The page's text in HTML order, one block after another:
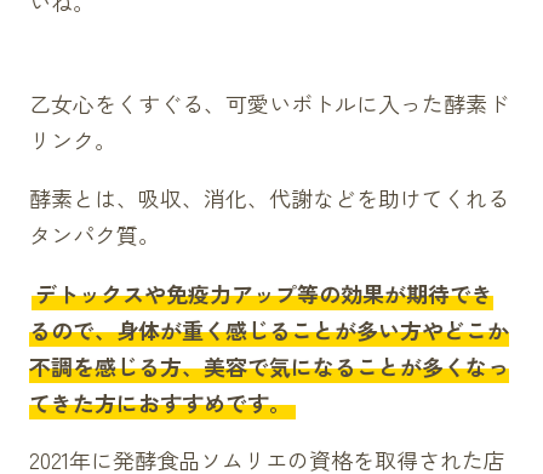
乙女心をくすぐる、可愛いボトルに入った酵素ド
リンク。
酵素とは、吸収、消化、代謝などを助けてくれる
タンパク質。
デトックスや免疫力アップ等の効果が期待でき
るので、身体が重く感じることが多い方やどこか
不調を感じる方、美容で気になることが多くなっ
てきた方におすすめです。
2021年に発酵食品ソムリエの資格を取得された店